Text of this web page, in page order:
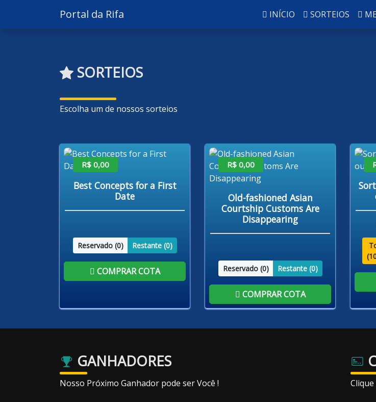
Portal da Rifa INÍCIO SORTEIOS
SORTEIOS
Escolha um de nossos sorteios
R$ 0,00
Best Concepts for a First
Date
Reservado (0) Restante (0)
COMPRAR COTA
R$ 0,00
Old-fashioned Asian
Courtship Customs Are
Disappearing
Reservado (0) Restante (0)
COMPRAR COTA
(
GANHADORES
Nosso Próximo Ganhador pode ser Você !